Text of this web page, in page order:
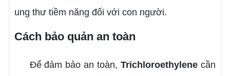
ung thư tiềm năng đối với con người.
Cách bảo quản an toàn
Để đảm bảo an toàn,Trichloroethylene cần